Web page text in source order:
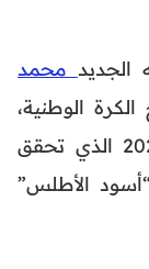
الجديد محمد
الوطنية،
ومحاولة تكرار إنجاز مونديال قطر 2022 الذي تحقق
الأطلس”